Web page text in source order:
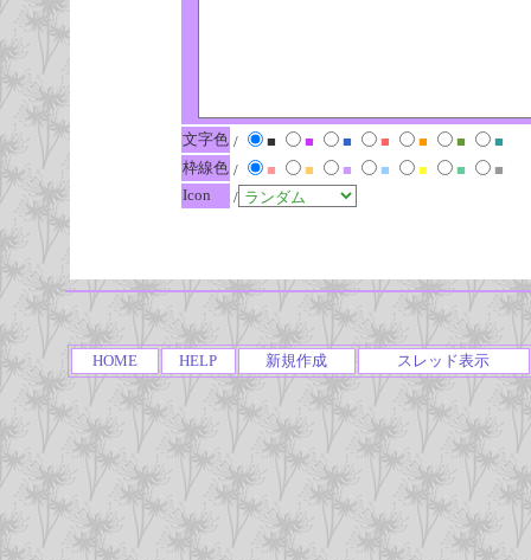
文字色 / ■ ■ ■ ■ ■ ■
■
枠線色 / ■ ■ ■ ■ ■ ■
■
Icon
/
HOME HELP 新規作成 スレッド表示